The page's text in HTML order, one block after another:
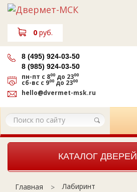
0 руб.
8 (495) 924-03-50
8 (985) 924-03-50
пн-пт с 800 до 2300
сб-вс с 900 до 2300
hello@dvermet-msk.ru
КАТАЛОГ ДВЕРЕЙ
Главная
Лабиринт